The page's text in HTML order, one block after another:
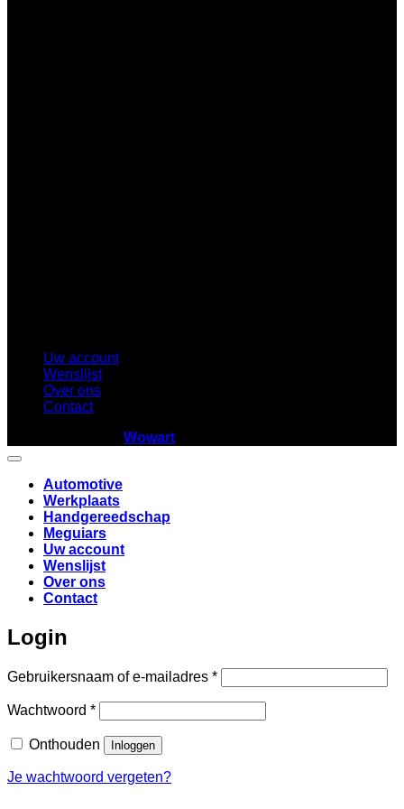
Uw account
Wenslijst
Over ons
Contact
Wowart
Automotive
Werkplaats
Handgereedschap
Meguiars
Uw account
Wenslijst
Over ons
Contact
Login
Gebruikersnaam of e-mailadres *Vereist
Wachtwoord *Vereist
Onthouden Inloggen
Je wachtwoord vergeten?